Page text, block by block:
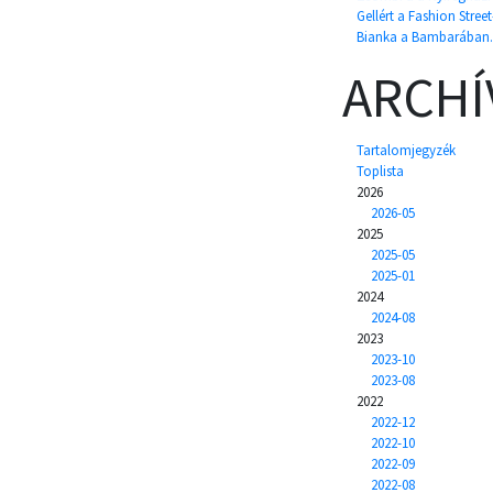
Gellért a Fashion
Bianka a
Tartalomjegyzék
Toplista
2026
2026-05
2025
2025-05
2025-01
2024
2024-08
2023
2023-10
2023-08
2022
2022-12
2022-10
2022-09
2022-08